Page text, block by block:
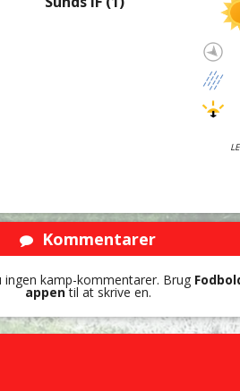
Kommentarer
ingen kamp-kommentarer. Brug
appentil at skrive en.